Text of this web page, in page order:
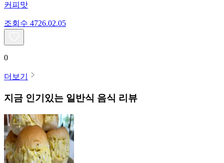
커피맛
조회수 4726.02.05
0
더보기
지금 인기있는 일반식 음식 리뷰